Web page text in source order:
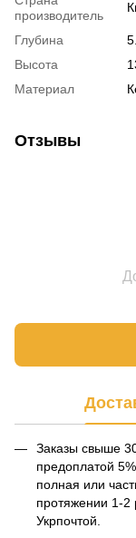
производитель
Глубина
Высота
Материал
Отзывы
Заказы свыше
предоплатой
полная или
протяжении 1-2
Укрпочтой.